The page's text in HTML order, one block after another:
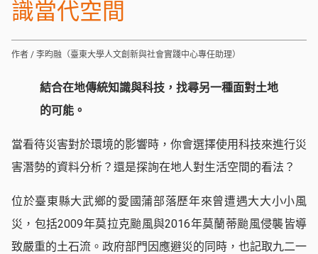
識當代空間
作者 / 李昀融（臺東大學人文創新與社會實踐中心專任助理）
結合在地傳統知識與科技，找尋另一種面對土地
的可能。
當看待災害對於環境的影響時，你會選擇使用科技來進行災
害潛勢的資料分析？還是探詢在地人對生活空間的看法？
位於臺東縣大武鄉的愛國蒲部落歷年來曾遭遇大大小小風
災，包括2009年莫拉克颱風與2016年莫蘭蒂颱風侵襲皆導
致嚴重的土石流。政府部門因應避災的同時，也記取九二一